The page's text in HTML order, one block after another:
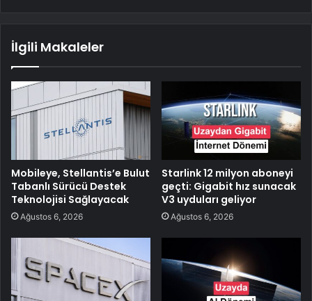
İlgili Makaleler
Mobileye, Stellantis’e Bulut
Tabanlı Sürücü Destek
Teknolojisi Sağlayacak
Ağustos 6, 2026
Starlink 12 milyon aboneyi
geçti: Gigabit hız sunacak
V3 uyduları geliyor
Ağustos 6, 2026